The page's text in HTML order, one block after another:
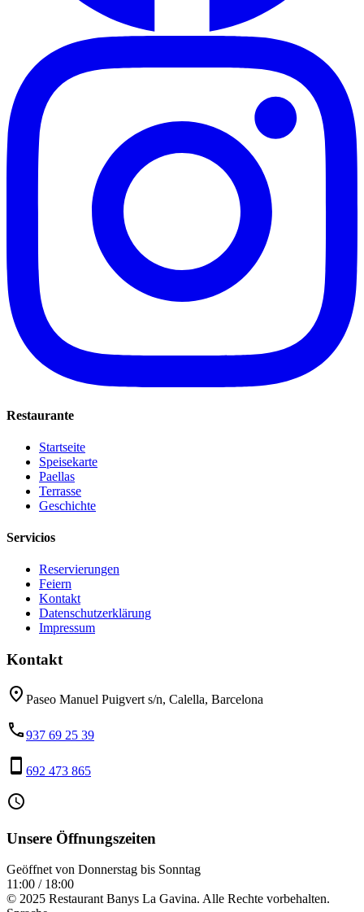
Restaurante
Startseite
Speisekarte
Paellas
Terrasse
Geschichte
Servicios
Reservierungen
Feiern
Kontakt
Datenschutzerklärung
Impressum
Kontakt
place Paseo Manuel Puigvert s/n, Calella, Barcelona
phone937 69 25 39
smartphone 692 473 865
access_time
Unsere Öffnungszeiten
Geöffnet von Donnerstag bis Sonntag
11:00 / 18:00
© 2025 Restaurant Banys La Gavina. Alle Rechte vorbehalten.